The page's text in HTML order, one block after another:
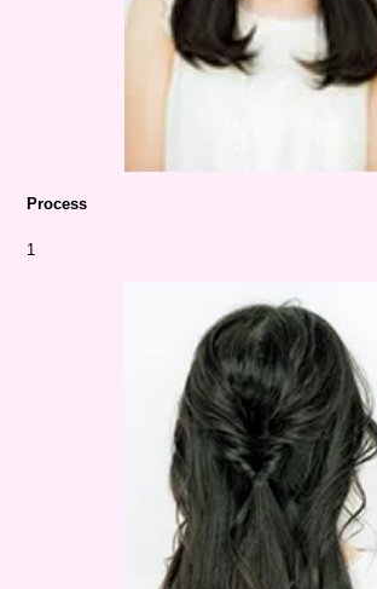
Process
1